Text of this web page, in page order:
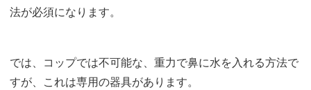
法が必須になります。
では、コップでは不可能な、重力で鼻に水を入れる方法で
すが、これは専用の器具があります。